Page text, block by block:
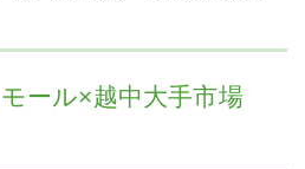
ール×越中大手市場